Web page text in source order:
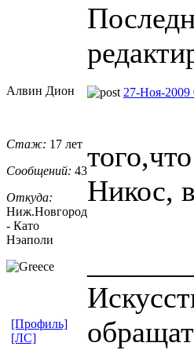
Алвин Дион
Стаж: 17 лет
Сообщений: 43
Откуда:
Ниж.Новгород
- Като
Нэаполи
27-Ноя-2009
Никос,
[Профиль]
[ЛС]